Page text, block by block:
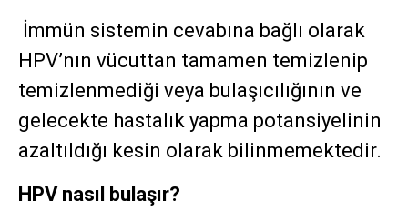
İmmün sistemin cevabına bağlı olarak
HPV’nın vücuttan tamamen temizlenip
temizlenmediği veya bulaşıcılığının ve
gelecekte hastalık yapma potansiyelinin
azaltıldığı kesin olarak bilinmemektedir.
HPV nasıl bulaşır?